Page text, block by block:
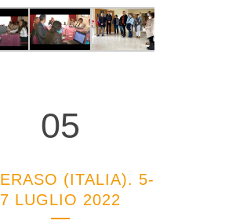
05
(ITALIA). 5-
7 LUGLIO 2022